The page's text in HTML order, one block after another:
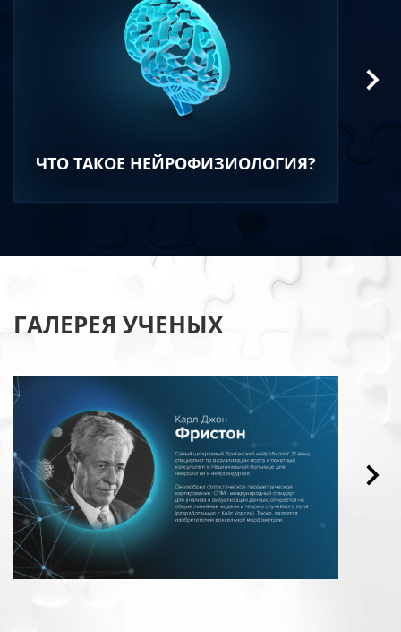
ЧТО ТАКОЕ НЕЙРОФИЗИОЛОГИЯ?
ГАЛЕРЕЯ УЧЕНЫХ